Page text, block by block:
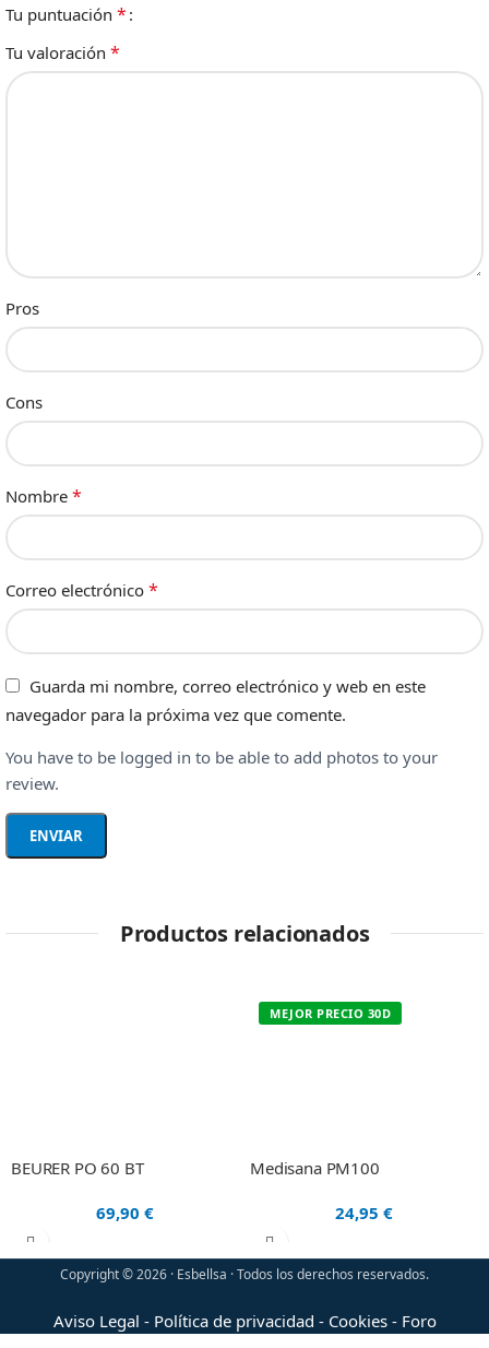
Tu puntuación *
Tu valoración *
Pros
Cons
Nombre *
Correo electrónico *
Guarda mi nombre, correo electrónico y web en este
navegador para la próxima vez que comente.
You have to be logged in to be able to add photos to your
review.
Productos relacionados
BEURER PO 60 BT
69,90 €
MEJOR PRECIO 30D
Medisana PM100
24,95 €
Copyright © 2026 · Esbellsa · Todos los derechos reservados.
Aviso Legal - Política de privacidad - Cookies- Foro